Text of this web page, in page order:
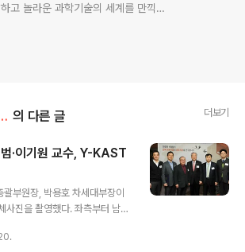
고 놀라운 과학기술의 세계를 만끽하
증진/Y-KAST 의 다른 글 더보기
범·이기원 교수, Y-KAST
부원장, 박용호 차세대부장이
사진을 촬영했다. 좌측부터 남좌
원장, 이기원 농수산학부 간사]